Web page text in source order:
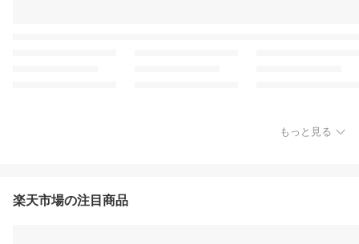
もっと見る
楽天市場の注目商品